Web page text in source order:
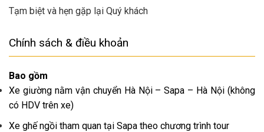
Tạm biệt và hẹn gặp lại Quý khách
Chính sách & điều khoản
Bao gồm
Xe giường nằm vận chuyển Hà Nội – Sapa – Hà Nội (không
có HDV trên xe)
Xe ghế ngồi tham quan tại Sapa theo chương trình tour